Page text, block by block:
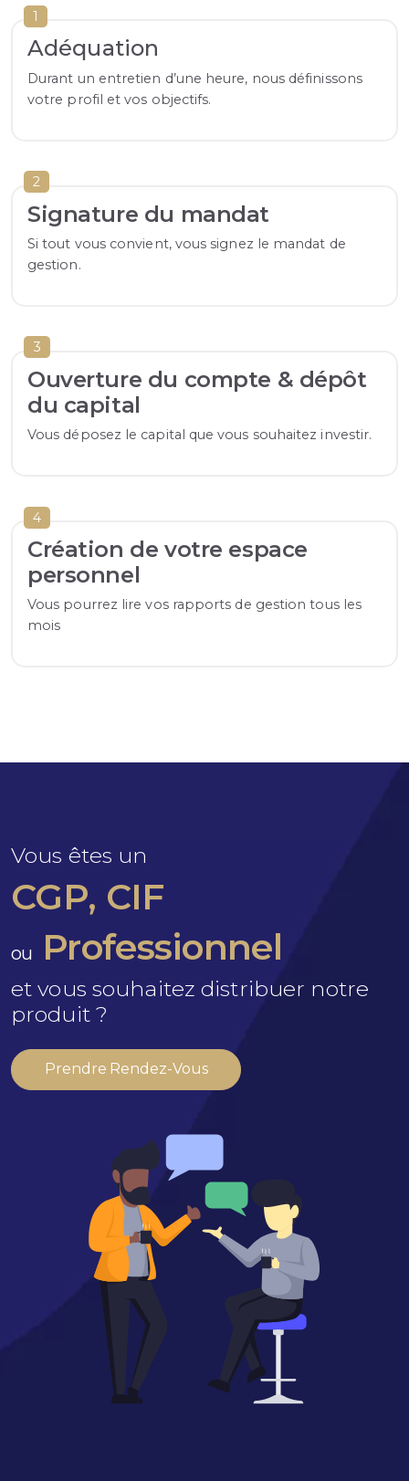
1
Adéquation
Durant un entretien d’une heure, nous définissons
votre profil et vos objectifs.
2
Signature du mandat
Si tout vous convient, vous signez le mandat de
gestion.
3
Ouverture du compte & dépôt
du capital
Vous déposez le capital que vous souhaitez investir.
4
Création de votre espace
personnel
Vous pourrez lire vos rapports de gestion tous les
mois
Vous êtes un
CGP, CIF
ou Professionnel
et vous souhaitez distribuer notre
produit ?
Prendre Rendez-Vous